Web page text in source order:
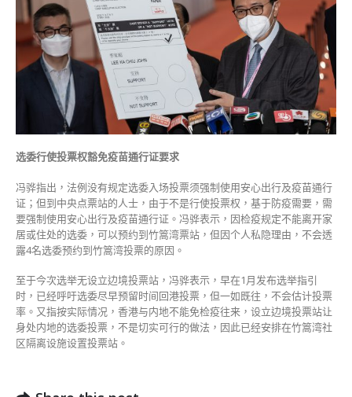
选委行使投票权豁免疫苗通行证要求
冯骅指出，法例没有规定选委入场投票须强制使用安心出行及疫苗通行
证；但到中央点票站的人士，由于不是行使投票权，基于防疫需要，需
要强制使用安心出行及疫苗通行证。冯骅表示，因检疫规定不能离开家
居或住处的选委，可以预约到竹篙湾票站，但因个人私隐理由，不会透
露4名选委预约到竹篙湾投票的原因。
至于今次选举无设立边境投票站，冯骅表示，早在1月发布选举指引
时，已经呼吁选委尽早预留时间回港投票，但一如既往，不会估计投票
率。又指按实际情况，香港与内地不能免检疫往来，设立边境投票站让
身处内地的选委投票，不是切实可行的做法，因此已经安排在竹篙湾社
区隔离设施设置投票站。